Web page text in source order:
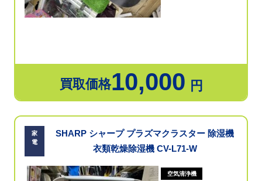
買取価格10,000 円
家
電
SHARP シャープ プラズマクラスター 除湿機
衣類乾燥除湿機 CV-L71-W
空気清浄機